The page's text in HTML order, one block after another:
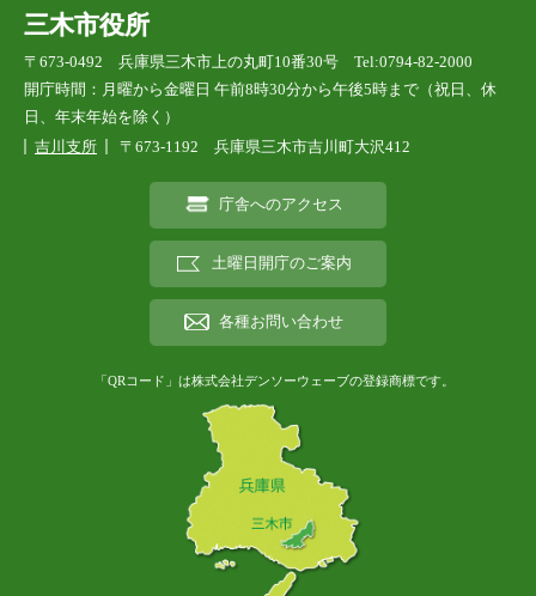
三木市役所
〒673-0492 兵庫県三木市上の丸町10番30号 Tel:0794-82-2000
開庁時間：月曜から金曜日 午前8時30分から午後5時まで（祝日、休
日、年末年始を除く）
吉川支所
〒673-1192 兵庫県三木市吉川町大沢412
庁舎へのアクセス
土曜日開庁のご案内
各種お問い合わせ
「QRコード」は株式会社デンソーウェーブの登録商標です。